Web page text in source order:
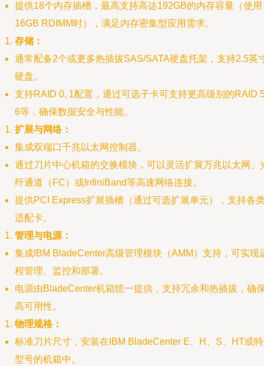
提供18个内存插槽，最高支持高达192GB的内存容量（使用
16GB RDIMM时），满足内存密集型应用需求。
存储：
通常配备2个或更多热插拔SAS/SATA硬盘托架，支持2.5英
硬盘。
支持RAID 0, 1配置，通过可选子卡可支持更高级别的RAID
6等，确保数据安全与性能。
扩展与网络：
集成双端口千兆以太网控制器。
通过刀片中心机箱的交换模块，可以灵活扩展万兆以太网、
纤通道（FC）或InfiniBand等高速网络连接。
提供PCI Express扩展插槽（通过可选扩展单元），支持各
适配卡。
管理与电源：
集成IBM BladeCenter高级管理模块（AMM）支持，可实现
程管理、监控和部署。
电源由BladeCenter机箱统一提供，支持冗余和热插拔，确
高可用性。
物理规格：
标准刀片尺寸，安装在IBM BladeCenter E、H、S、HT或
型号的机箱中。